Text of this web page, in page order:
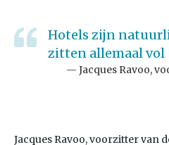
Hotels zijn
zitten allemaal vol
Jacques Ravoo,
Jacques Ravoo, voorzitter van